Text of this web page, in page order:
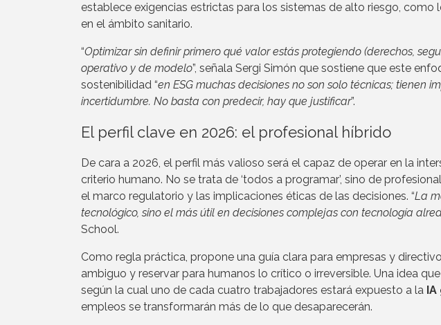
establece exigencias estrictas para los sistemas de alto riesgo, como
en el ámbito sanitario.
“Optimizar sin definir primero qué valor estás protegiendo (derechos,
operativo y de modelo”, señala Sergi Simón que sostiene que este
sostenibilidad “en ESG muchas decisiones no son solo técnicas; tienen
incertidumbre. No basta con predecir, hay que justificar”.
El perfil clave en 2026: el profesional híbrido
De cara a 2026, el perfil más valioso será el capaz de operar en la
criterio humano. No se trata de ‘todos a programar’, sino de
el marco regulatorio y las implicaciones éticas de las decisiones. “La
tecnológico, sino el más útil en decisiones complejas con tecnología
School.
Como regla práctica, propone una guía clara para empresas y
ambiguo y reservar para humanos lo crítico o irreversible. Una idea
según la cual uno de cada cuatro trabajadores estará expuesto a la
empleos se transformarán más de lo que desaparecerán.